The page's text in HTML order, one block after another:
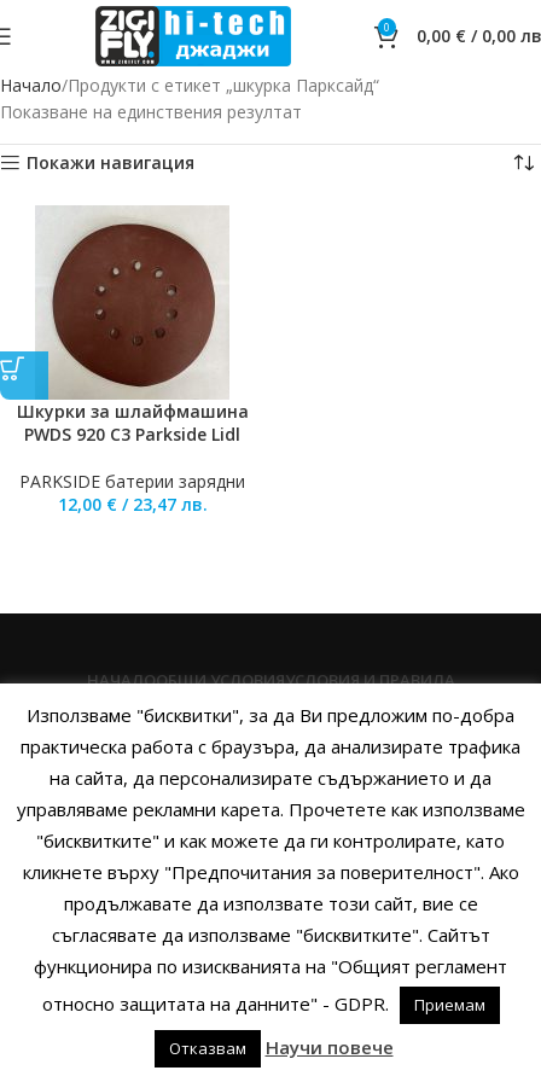
0 0,00 € / 0,00
Начало Продукти с етикет „шкурка Парксайд“
Показване на единствения резултат
Покажи навигация
Шкурки за шлайфмашина
PWDS 920 C3 Parkside Lidl
PARKSIDE батерии зарядни
12,00 € / 23,47 лв.
НАЧАЛООБЩИ УСЛОВИЯУСЛОВИЯ И ПРАВИЛА
ПОЛИТИКА НА БИСКВИТКИТЕПОЛИТИКА ЗА ПОВЕРИТЕЛНОСТ
НАЧИНИ НА ПЛАЩАНЕИЗПРАТЕТЕ ЗАПИТВАНЕ
Copyright © 2014 - 2024 Zigifly.com — Developed byWe Work With
You
Използваме "бисквитки", за да Ви предложим по-добра
практическа работа с браузъра, да анализирате трафика
на сайта, да персонализирате съдържанието и да
управляваме рекламни карета. Прочетете как използваме
"бисквитките" и как можете да ги контролирате, като
кликнете върху "Предпочитания за поверителност". Ако
продължавате да използвате този сайт, вие се
съгласявате да използваме "бисквитките". Сайтът
функционира по изискванията на "Общият регламент
относно защитата на данните" - GDPR.
Приемам
Отказвам
Научи повече